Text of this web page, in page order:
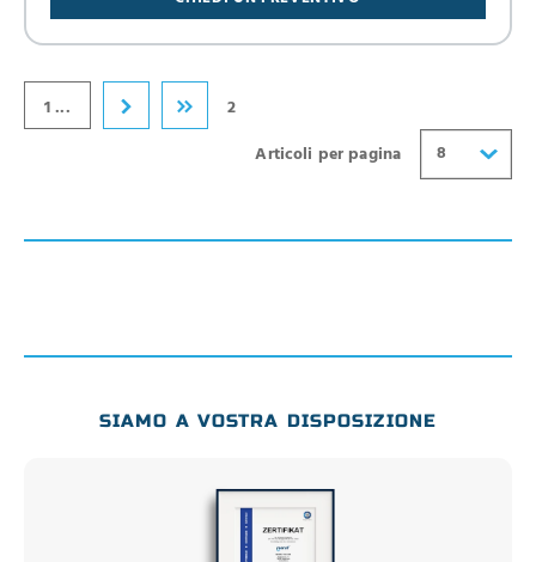
1 ...
2
Articoli per pagina
8
SIAMO A VOSTRA DISPOSIZIONE